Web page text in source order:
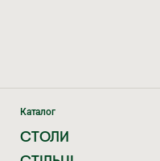
Уже не одне десятиліття
Україні та країнах ЄС
ЕКСКЛЮЗИВНІ
Каталог
СТОЛИ